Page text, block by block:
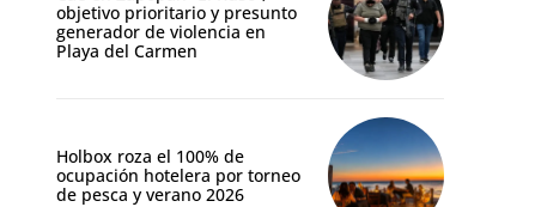
objetivo prioritario y presunto
generador de violencia en
Playa del Carmen
Holbox roza el 100% de
ocupación hotelera por torneo
de pesca y verano 2026